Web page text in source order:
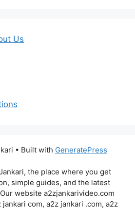
Us
• Built with GeneratePress
the place where you get
simple guides, and the latest
website a2zjankarivideo.com
com, a2z jankari .com, a2z